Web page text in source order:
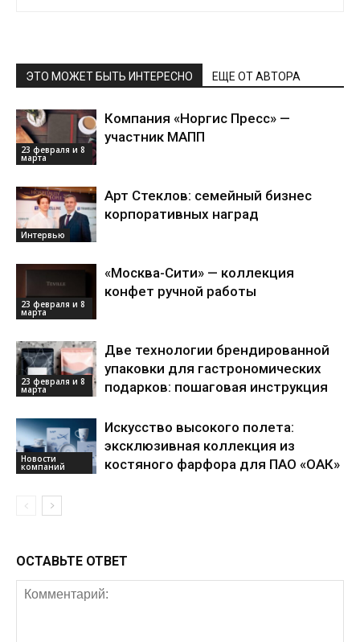
ЭТО МОЖЕТ БЫТЬ ИНТЕРЕСНО ЕЩЕ ОТ АВТОРА
23 февраля и 8
марта
Компания «Норгис Пресс» —
участник МАПП
Интервью
Арт Стеклов: семейный бизнес
корпоративных наград
23 февраля и 8
марта
«Москва-Сити» — коллекция
конфет ручной работы
23 февраля и 8
марта
Две технологии брендированной
упаковки для гастрономических
подарков: пошаговая инструкция
Новости
компаний
Искусство высокого полета:
эксклюзивная коллекция из
костяного фарфора для ПАО «ОАК»
ОСТАВЬТЕ ОТВЕТ